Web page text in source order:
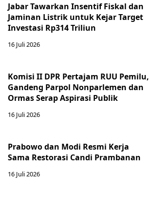
Jabar Tawarkan Insentif Fiskal dan
Jaminan Listrik untuk Kejar Target
Investasi Rp314 Triliun
16 Juli 2026
Komisi II DPR Pertajam RUU Pemilu,
Gandeng Parpol Nonparlemen dan
Ormas Serap Aspirasi Publik
16 Juli 2026
Prabowo dan Modi Resmi Kerja
Sama Restorasi Candi Prambanan
16 Juli 2026